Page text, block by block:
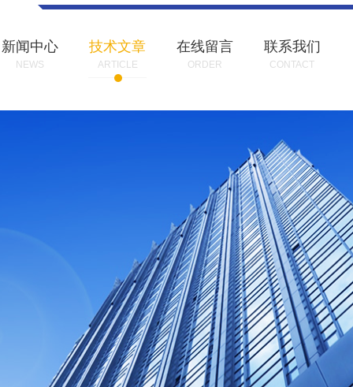
新闻中心
NEWS
技术文章
ARTICLE
在线留言
ORDER
联系我们
CONTACT